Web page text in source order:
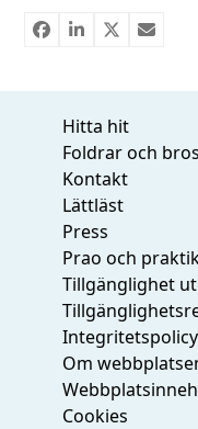
Hitta hit
Foldrar och
Kontakt
Lättläst
Press
Prao och
Tillgänglighet
Integritetspolicy
Om
Cookies